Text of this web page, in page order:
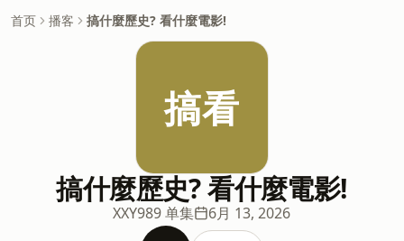
首页 播客 搞什麼歷史? 看什麼電影!
搞看
搞什麼歷史? 看什麼電影!
XXY989 单集 6月 13, 2026